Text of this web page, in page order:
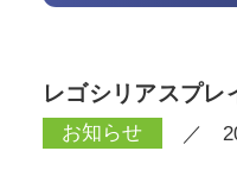
レゴシリアスプレ
お知らせ ／